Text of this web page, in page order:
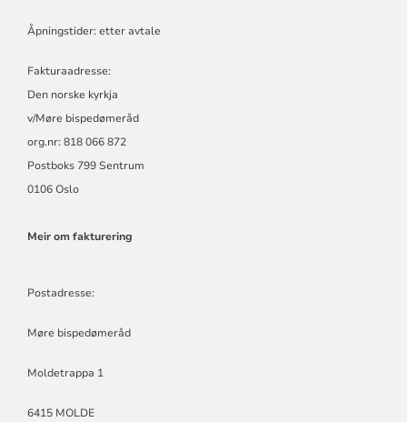
Åpningstider: etter avtale
Fakturaadresse:
Den norske kyrkja
v/Møre bispedømeråd
org.nr: 818 066 872
Postboks 799 Sentrum
0106 Oslo
Meir om fakturering
Postadresse:
Møre bispedømeråd
Moldetrappa 1
6415 MOLDE